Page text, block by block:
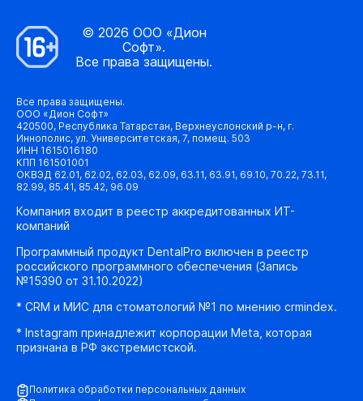
© 2026 ООО «Дион
Софт».
Все права защищены.
Все права защищены.
ООО «Дион Софт»
420500, Республика Татарстан, Верхнеуслонский р-н, г.
Иннополис, ул. Университетская, 7, помещ. 503
ИНН 1615016180
КПП 161501001
ОКВЭД 62.01, 62.02, 62.03, 62.09, 63.11, 63.91, 69.10, 70.22, 73.11,
82.99, 85.41, 85.42, 96.09
Компания входит в реестр аккредитованных ИТ-
компаний
Программный продукт DentalPro включен в реестр
российского программного обеспечения (Запись
№15390 от 31.10.2022)
* CRM и МИС для стоматологий №1 по мнению crmindex.
* Instagram принадлежит корпорации Meta, которая
признана в РФ экстремистской.
Политика обработки персональных данных